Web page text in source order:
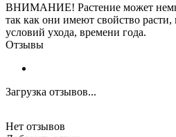
ВНИМАНИЕ! Растение может
так как они имеют свойство расти,
условий ухода, времени года.
Отзывы
Загрузка отзывов...
Нет отзывов